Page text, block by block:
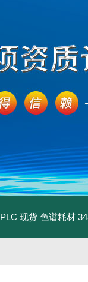
现货 色谱耗材